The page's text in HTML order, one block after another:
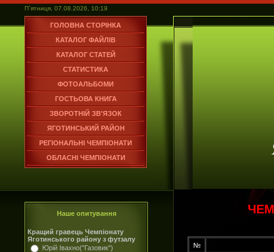
П`ятниця, 07.08.2026, 10:19
ГОЛОВНА СТОРІНКА
КАТАЛОГ ФАЙЛІВ
КАТАЛОГ СТАТЕЙ
СТАТИСТИКА
ФОТОАЛЬБОМИ
ГОСТЬОВА КНИГА
ЗВОРОТНІЙ ЗВ'ЯЗОК
ЯГОТИНСЬКИЙ РАЙОН
РЕГІОНАЛЬНІ ЧЕМПІОНАТИ
ОБЛАСНІ ЧЕМПІОНАТИ
Наше опитування
Кращий гравець Чемпіонату
Яготинського району з футзалу
Юрій Івахно("Газовик")
№